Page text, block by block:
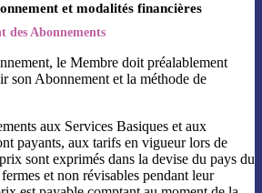
et modalités financières
des Abonnements
le Membre doit préalablement
son Abonnement et la méthode de
aux Services Basiques et aux
payants, aux tarifs en vigueur lors de
sont exprimés dans la devise du pays du
et non révisables pendant leur